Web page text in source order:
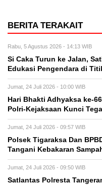
BERITA TERAKAIT
Rabu, 5 Agustus 2026 - 14:13 WIB
Si Caka Turun ke Jalan,
Edukasi Pengendara di
Jumat, 24 Juli 2026 - 10:00 WIB
Hari Bhakti Adhyaksa ke-
Polri-Kejaksaan Kunci
Jumat, 24 Juli 2026 - 09:57 WIB
Polsek Tigaraksa Dan
Tangani Kebakaran
Jumat, 24 Juli 2026 - 09:50 WIB
Satlantas Polresta